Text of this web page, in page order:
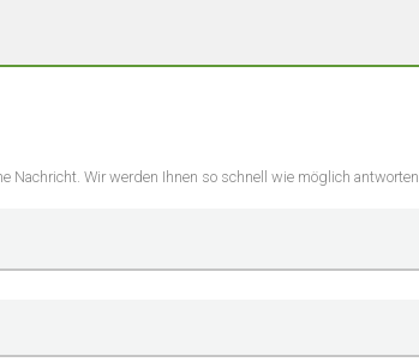
Nachricht. Wir werden Ihnen so schnell wie möglich antworten.